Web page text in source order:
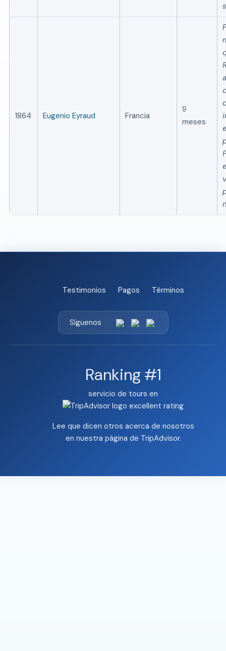
1864 Eugenio Eyraud Francia
9
meses
Testimonios Pagos Términos
Síguenos
Ranking #1
servicio de tours en
Lee que dicen otros acerca de nosotros
en nuestra página de TripAdvisor.